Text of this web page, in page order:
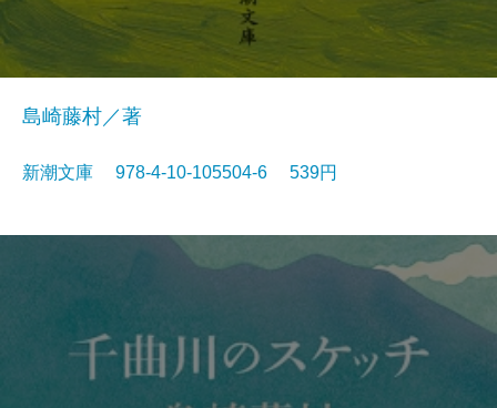
島崎藤村／著
新潮文庫 978-4-10-105504-6 539円